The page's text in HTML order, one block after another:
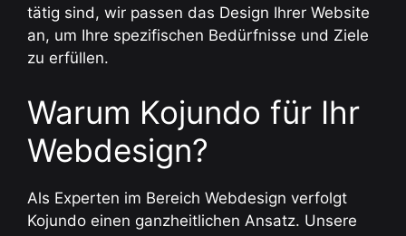
tätig sind, wir passen das Design Ihrer Website
an, um Ihre spezifischen Bedürfnisse und Ziele
zu erfüllen.
Warum Kojundo für Ihr
Webdesign?
Als Experten im Bereich Webdesign verfolgt
Kojundo einen ganzheitlichen Ansatz. Unsere